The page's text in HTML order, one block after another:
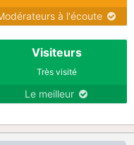
à l'écoute
Visiteurs
Très visité
Le meilleur